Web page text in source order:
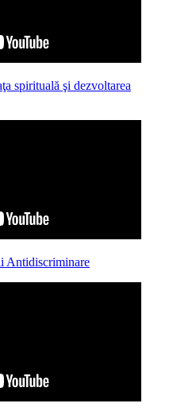
spirituală şi dezvoltarea
Antidiscriminare